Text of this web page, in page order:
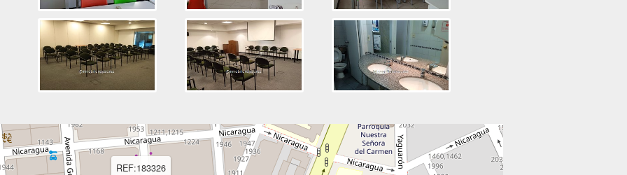
REF:183326